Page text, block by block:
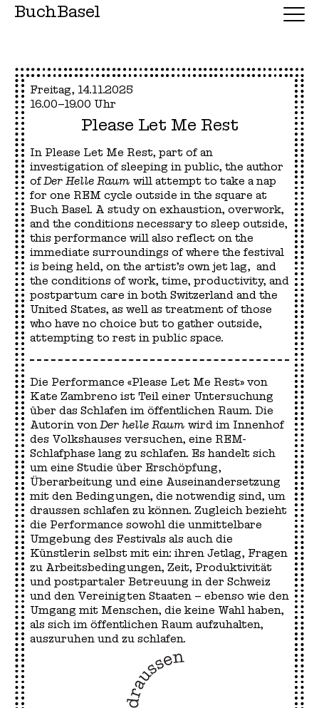
BuchBasel
Freitag, 14.11.2025
16.00–19.00 Uhr
Please Let Me Rest
In Please Let Me Rest, part of an
investigation of sleeping in public, the author
ofDer Helle Raum will attempt to take a nap
for one REM cycle outside in the square at
Buch Basel. A study on exhaustion, overwork,
and the conditions necessary to sleep outside,
this performance will also reflect on the
immediate surroundings of where the festival
is being held, on the artist’s own jet lag, and
the conditions of work, time, productivity, and
postpartum care in both Switzerland and the
United States, as well as treatment of those
who have no choice but to gather outside,
attempting to rest in public space.
Die Performance «Please Let Me Rest» von
Kate Zambreno ist Teil einer Untersuchung
über das Schlafen im öffentlichen Raum. Die
Autorin von Der helle Raum wird im Innenhof
des Volkshauses versuchen, eine REM-
Schlafphase lang zu schlafen. Es handelt sich
um eine Studie über Erschöpfung,
Überarbeitung und eine Auseinandersetzung
mit den Bedingungen, die notwendig sind, um
draussen schlafen zu können. Zugleich bezieht
die Performance sowohl die unmittelbare
Umgebung des Festivals als auch die
Künstlerin selbst mit ein: ihren Jetlag, Fragen
zu Arbeitsbedingungen, Zeit, Produktivität
und postpartaler Betreuung in der Schweiz
und den Vereinigten Staaten – ebenso wie den
Umgang mit Menschen, die keine Wahl haben,
als sich im öffentlichen Raum aufzuhalten,
auszuruhen und zu schlafen.